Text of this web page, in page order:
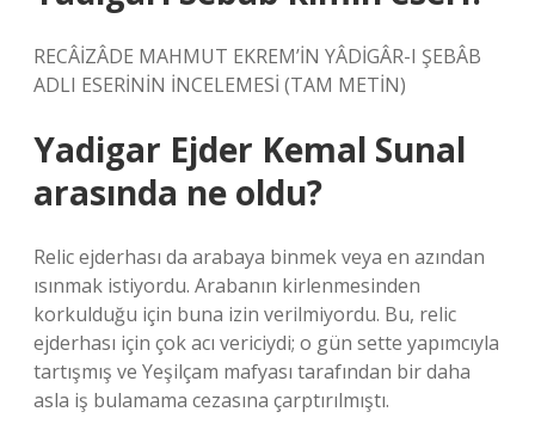
RECÂİZÂDE MAHMUT EKREM’İN YÂDİGÂR-I ŞEBÂB
ADLI ESERİNİN İNCELEMESİ (TAM METİN)
Yadigar Ejder Kemal Sunal
arasında ne oldu?
Relic ejderhası da arabaya binmek veya en azından
ısınmak istiyordu. Arabanın kirlenmesinden
korkulduğu için buna izin verilmiyordu. Bu, relic
ejderhası için çok acı vericiydi; o gün sette yapımcıyla
tartışmış ve Yeşilçam mafyası tarafından bir daha
asla iş bulamama cezasına çarptırılmıştı.